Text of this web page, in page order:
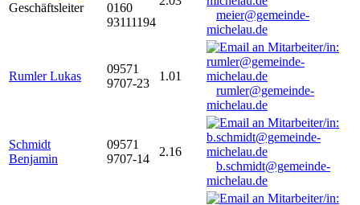
Geschäftsleiter
0160
93111194
meier@gemeinde-
michelau.de
Rumler Lukas
09571
9707-23
1.01
rumler@gemeinde-
michelau.de
Schmidt
Benjamin
09571
9707-14
2.16
b.schmidt@gemeinde-
michelau.de